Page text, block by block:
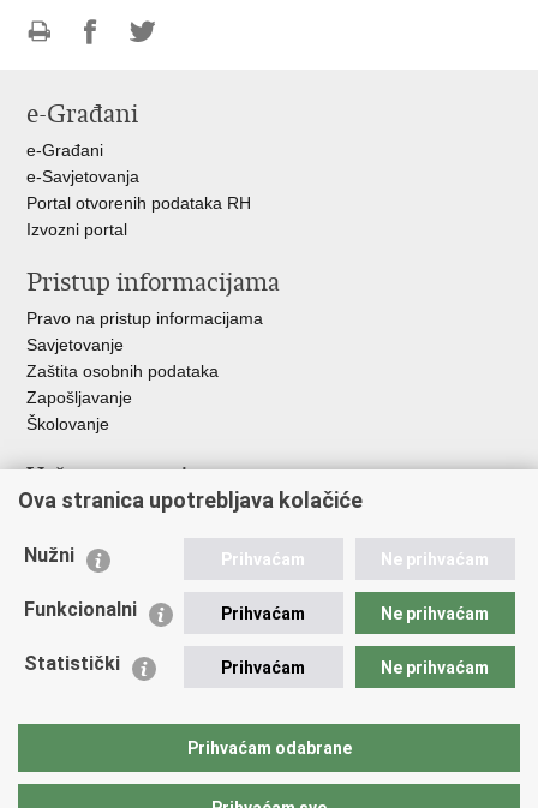
FacebookuTwitteru
e-Građani
e-Građani
e-Savjetovanja
Portal otvorenih podataka RH
Izvozni portal
Pristup informacijama
Pravo na pristup informacijama
Savjetovanje
Zaštita osobnih podataka
Zapošljavanje
Školovanje
Važne poveznice
Ministarstvo unutarnjih poslova
Udruge
Policijska akademija
Zaklada policijske solidarnosti
Vučetić"
Ova stranica upotrebljava kolačiće
Nužni Prihvaćam Ne prihvaćam
Funkcionalni Prihvaćam Ne prihvaćam
Statistički Prihvaćam Ne prihvaćam
Prihvaćam odabrane